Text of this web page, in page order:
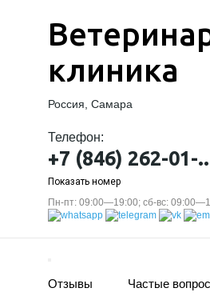
клиника
Россия, Самара
Телефон:
+7 (846) 262-01-..
Показать номер
Пн-пт: 09:00—19:00; сб-вс:
Отзывы Частые